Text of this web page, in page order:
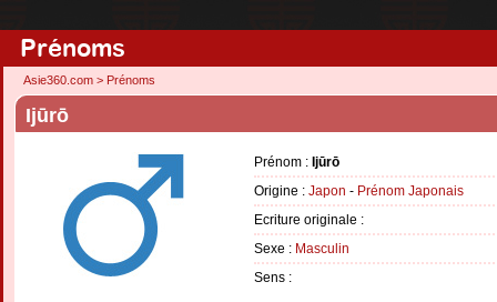
Prénoms
Asie360.com > Prénoms
Ijūrō
Prénom : Ijūrō
Origine : Japon - Prénom Japonais
Ecriture originale :
Sexe : Masculin
Sens :